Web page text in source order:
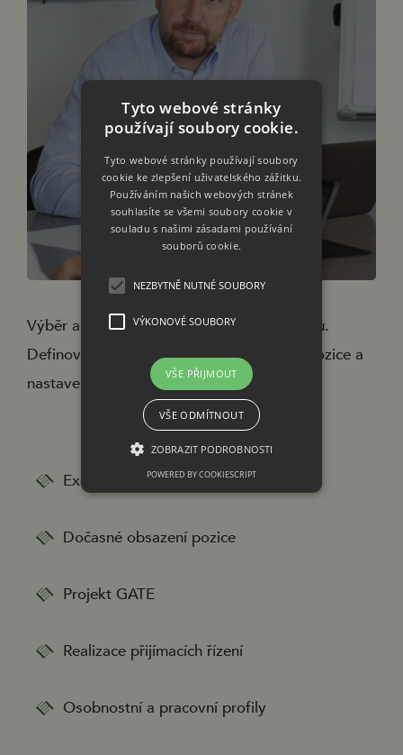
Výběr a příprava lidí na míru dle požadavků.
Definování přesného zadání pro hledané pozice a
nastavení správného očekávání uchazečů.
Executive search
Dočasné obsazení pozice
Projekt GATE
Realizace přijímacích řízení
Osobnostní a pracovní profily
Tyto webové stránky
používají soubory cookie.
Tyto webové stránky používají soubory
cookie ke zlepšení uživatelského zážitku.
Používáním našich webových stránek
souhlasíte se všemi soubory cookie v
souladu s našimi zásadami používání
souborů cookie.
NEZBYTNĚ NUTNÉ SOUBORY
VÝKONOVÉ SOUBORY
VŠE PŘIJMOUT
VŠE ODMÍTNOUT
ZOBRAZIT PODROBNOSTI
POWERED BY COOKIESCRIPT